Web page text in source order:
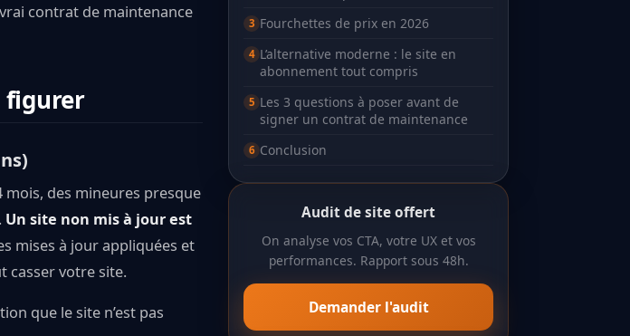
contrat de maintenance
figurer
mois, des mineures presque
Un site non mis à jour est
mises à jour appliquées et
casser votre site.
que le site n’est pas
Fourchettes de prix en 2026
L’alternative moderne : le site en
abonnement tout compris
Les 3 questions à poser avant de
signer un contrat de maintenance
Conclusion
Audit de site offert
On analyse vos CTA, votre UX et vos
performances. Rapport sous 48h.
Demander l'audit